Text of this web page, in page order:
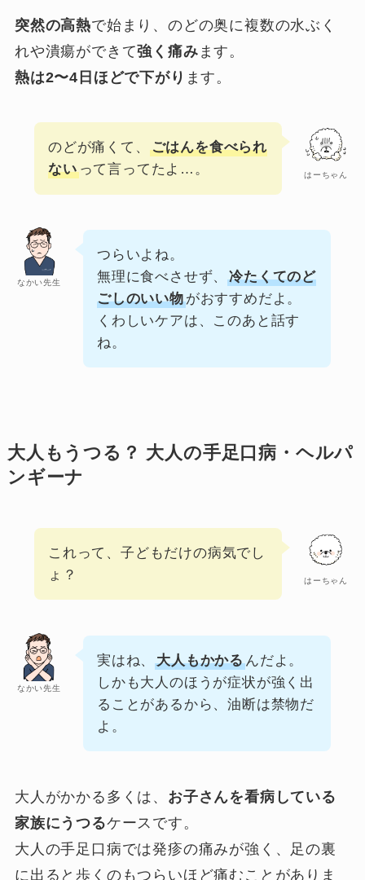
突然の高熱で始まり、のどの奥に複数の水ぶく
れや潰瘍ができて強く痛み ます。
熱は2〜4日ほどで下がり ます。
はーちゃん
のどが痛くて、
ごはんを食べられ
ないって言ってたよ…。
なかい先生
つらいよね。
無理に食べさせず、冷たくてのど
ごしのいい物がおすすめだよ。
くわしいケアは、このあと話す
ね。
大人もうつる？ 大人の手足口病・ヘルパ
ンギーナ
はーちゃん
これって、子どもだけの病気でし
ょ？
なかい先生
実はね、大人もかかるんだよ。
しかも大人のほうが症状が強く出
ることがあるから、油断は禁物だ
よ。
大人がかかる多くは、 お子さんを看病している
家族にうつるケースです。
大人の手足口病では発疹の痛みが強く、足の裏
に出ると歩くのもつらいほど痛むことがありま